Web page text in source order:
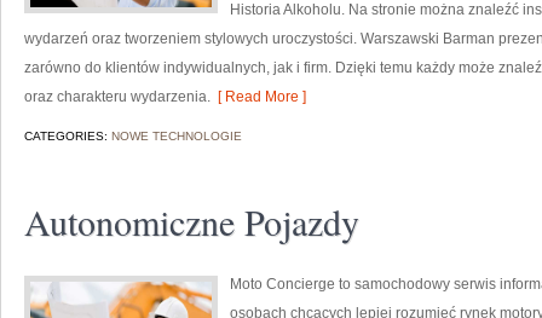
Historia Alkoholu. Na stronie można znaleźć
wydarzeń oraz tworzeniem stylowych uroczystości. Warszawski Barman
zarówno do klientów indywidualnych, jak i firm. Dzięki temu każdy może
oraz charakteru wydarzenia. [ Read More ]
CATEGORIES: NOWE TECHNOLOGIE
Autonomiczne Pojazdy
Moto Concierge to samochodowy serwis
osobach chcących lepiej rozumieć rynek